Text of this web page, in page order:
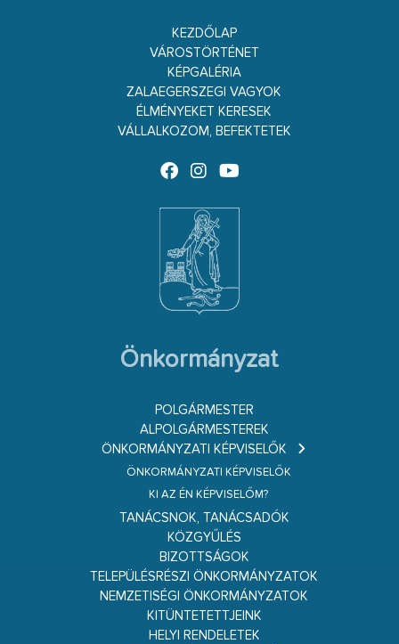
KEZDŐLAP
VÁROSTÖRTÉNET
KÉPGALÉRIA
ZALAEGERSZEGI VAGYOK
ÉLMÉNYEKET KERESEK
VÁLLALKOZOM, BEFEKTETEK
Önkormányzat
POLGÁRMESTER
ALPOLGÁRMESTEREK
ÖNKORMÁNYZATI KÉPVISELŐK
ÖNKORMÁNYZATI KÉPVISELŐK
KI AZ ÉN KÉPVISELŐM?
TANÁCSNOK, TANÁCSADÓK
KÖZGYŰLÉS
BIZOTTSÁGOK
TELEPÜLÉSRÉSZI ÖNKORMÁNYZATOK
NEMZETISÉGI ÖNKORMÁNYZATOK
KITÜNTETETTJEINK
HELYI RENDELETEK